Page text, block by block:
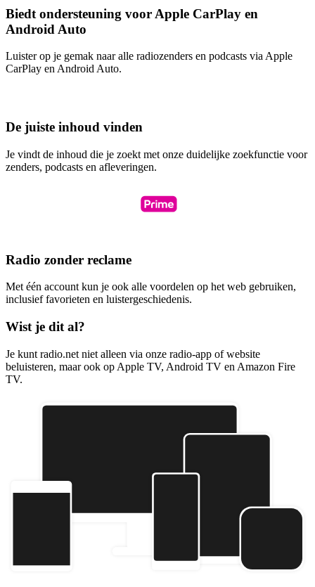
Biedt ondersteuning voor Apple CarPlay en
Android Auto
Luister op je gemak naar alle radiozenders en podcasts via Apple
CarPlay en Android Auto.
De juiste inhoud vinden
Je vindt de inhoud die je zoekt met onze duidelijke zoekfunctie voor
zenders, podcasts en afleveringen.
Radio zonder reclame
Met één account kun je ook alle voordelen op het web gebruiken,
inclusief favorieten en luistergeschiedenis.
Wist je dit al?
Je kunt radio.net niet alleen via onze radio-app of website
beluisteren, maar ook op Apple TV, Android TV en Amazon Fire
TV.